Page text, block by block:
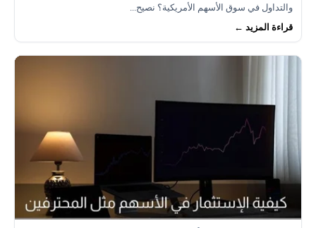
والتداول في سوق الأسهم الأمريكية؟ نصيح...
قراءة المزيد ←